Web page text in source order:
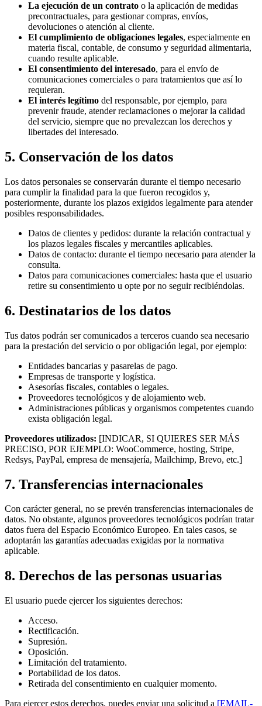
La ejecución de un contrato o la aplicación de medidas
precontractuales, para gestionar compras, envíos,
devoluciones o atención al cliente.
El cumplimiento de obligaciones legales, especialmente en
materia fiscal, contable, de consumo y seguridad alimentaria,
cuando resulte aplicable.
El consentimiento del interesado, para el envío de
comunicaciones comerciales o para tratamientos que así lo
requieran.
El interés legítimo del responsable, por ejemplo, para
prevenir fraude, atender reclamaciones o mejorar la calidad
del servicio, siempre que no prevalezcan los derechos y
libertades del interesado.
5. Conservación de los datos
Los datos personales se conservarán durante el tiempo necesario
para cumplir la finalidad para la que fueron recogidos y,
posteriormente, durante los plazos exigidos legalmente para atender
posibles responsabilidades.
Datos de clientes y pedidos: durante la relación contractual y
los plazos legales fiscales y mercantiles aplicables.
Datos de contacto: durante el tiempo necesario para atender la
consulta.
Datos para comunicaciones comerciales: hasta que el usuario
retire su consentimiento u opte por no seguir recibiéndolas.
6. Destinatarios de los datos
Tus datos podrán ser comunicados a terceros cuando sea necesario
para la prestación del servicio o por obligación legal, por ejemplo:
Entidades bancarias y pasarelas de pago.
Empresas de transporte y logística.
Asesorías fiscales, contables o legales.
Proveedores tecnológicos y de alojamiento web.
Administraciones públicas y organismos competentes cuando
exista obligación legal.
Proveedores utilizados: [INDICAR, SI QUIERES SER MÁS
PRECISO, POR EJEMPLO: WooCommerce, hosting, Stripe,
Redsys, PayPal, empresa de mensajería, Mailchimp, Brevo, etc.]
7. Transferencias internacionales
Con carácter general, no se prevén transferencias internacionales de
datos. No obstante, algunos proveedores tecnológicos podrían tratar
datos fuera del Espacio Económico Europeo. En tales casos, se
adoptarán las garantías adecuadas exigidas por la normativa
aplicable.
8. Derechos de las personas usuarias
El usuario puede ejercer los siguientes derechos:
Acceso.
Rectificación.
Supresión.
Oposición.
Limitación del tratamiento.
Portabilidad de los datos.
Retirada del consentimiento en cualquier momento.
Para ejercer estos derechos, puedes enviar una solicitud a [EMAIL-